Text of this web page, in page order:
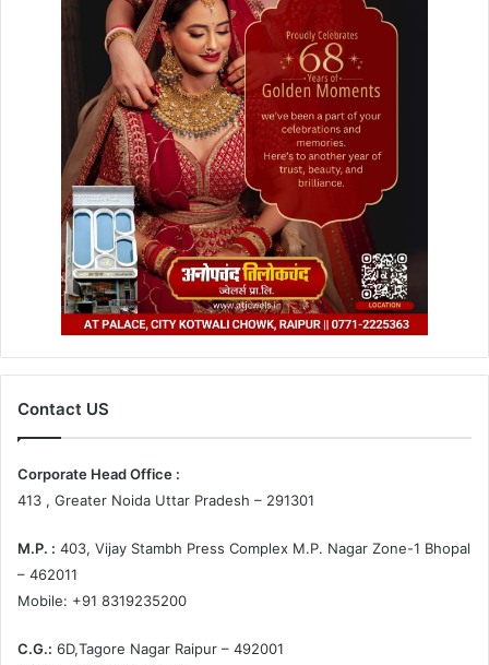
Contact US
Corporate Head Office :
413 , Greater Noida Uttar Pradesh – 291301
M.P. : 403, Vijay Stambh Press Complex M.P. Nagar Zone-1 Bhopal
– 462011
Mobile: +91 8319235200
C.G.: 6D,Tagore Nagar Raipur – 492001